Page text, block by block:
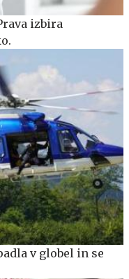
izbira
v globel in se